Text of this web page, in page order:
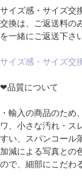
サイズ感・サイズ交
交換は、ご返送料の
を一緒にご返送下さ
サイズ感・サイズ交
❤品質について
・輸入の商品のた
ワ、小さな汚れ・ス
すい、スパンコール
加減による写真との
ので、細部にこだわ